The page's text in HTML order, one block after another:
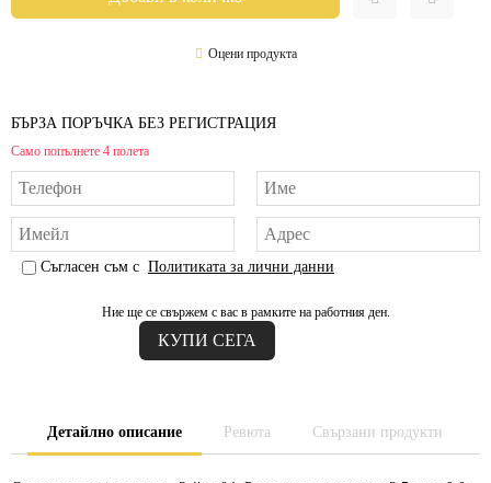
Оцени продукта
БЪРЗА ПОРЪЧКА БЕЗ РЕГИСТРАЦИЯ
Само попълнете 4 полета
Съгласен съм с Политиката за лични данни
Ние ще се свържем с вас в рамките на работния ден.
Детайлно описание Ревюта Свързани продукти